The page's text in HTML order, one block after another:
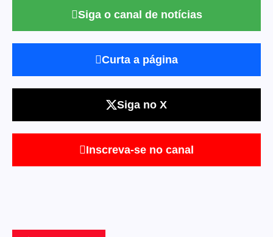
Siga o canal de notícias
Curta a página
Siga no X
Inscreva-se no canal